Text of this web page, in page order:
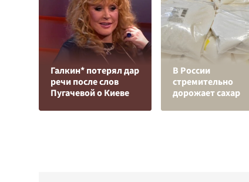
Галкин* потерял дар
речи после слов
Пугачевой о Киеве
В России
стремительно
дорожает сахар